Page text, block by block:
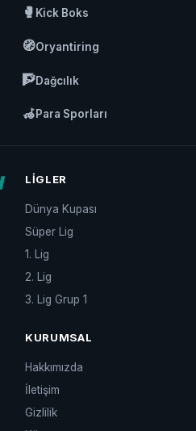
🥊 Kick Boks
🧭Oryantiring
🧗Dağcılık
🦽Para Sporları
LIGLER
Dünya Kupası
Süper Lig
1. Lig
2. Lig
3. Lig Grup 1
KURUMSAL
Hakkımızda
İletişim
Gizlilik